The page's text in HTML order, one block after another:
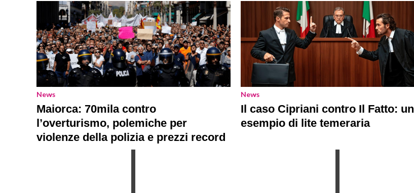
News
Maiorca: 70mila contro
l’overturismo, polemiche per
violenze della polizia e prezzi record
News
Il caso Cipriani contro Il Fatto: un
esempio di lite temeraria